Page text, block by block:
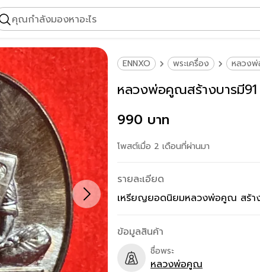
คุณกำลังมองหาอะไร
ENNXO พระเครื่อง หลวง
หลวงพ่อคูณสร้างบารมี
990 บาท
โพสต์เมื่อ 2 เดือนที่ผ่านมา
รายละเอียด
เหรียญยอดนิยมหลวงพ่อคูณ สร้า
ข้อมูลสินค้า
ชื่อพระ
หลวงพ่อคูณ